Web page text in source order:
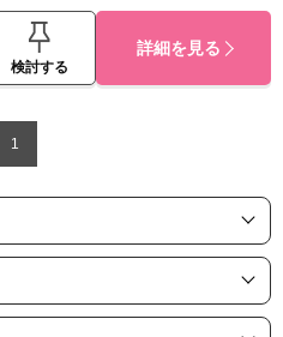
検討する
詳細を見る
1